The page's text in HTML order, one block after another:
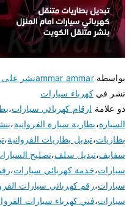
بواسطةammar ammarنشر على
نشر فيكهرباء سيارات
ذو علامة ارقام كهربائي سيارات،
السيارة،بطارية سيارة الفروانية،
بطاريات،تبديل بطاريات الفروانية،
سفايف،تبديل سلف،تصليح
سيارات،خدمة كهربائي سيارات،
سيارات،رقم كهربائي سيارات
سيارات،فني كهرباء سيارات